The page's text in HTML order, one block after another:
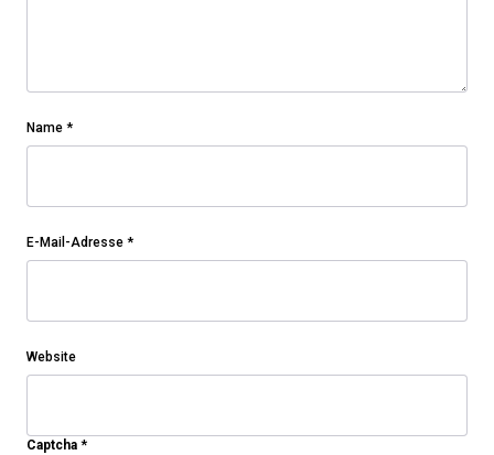
Name *
E-Mail-Adresse *
Website
Captcha *